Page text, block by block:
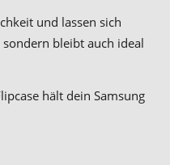
und lassen sich
bleibt auch ideal
hält dein Samsung